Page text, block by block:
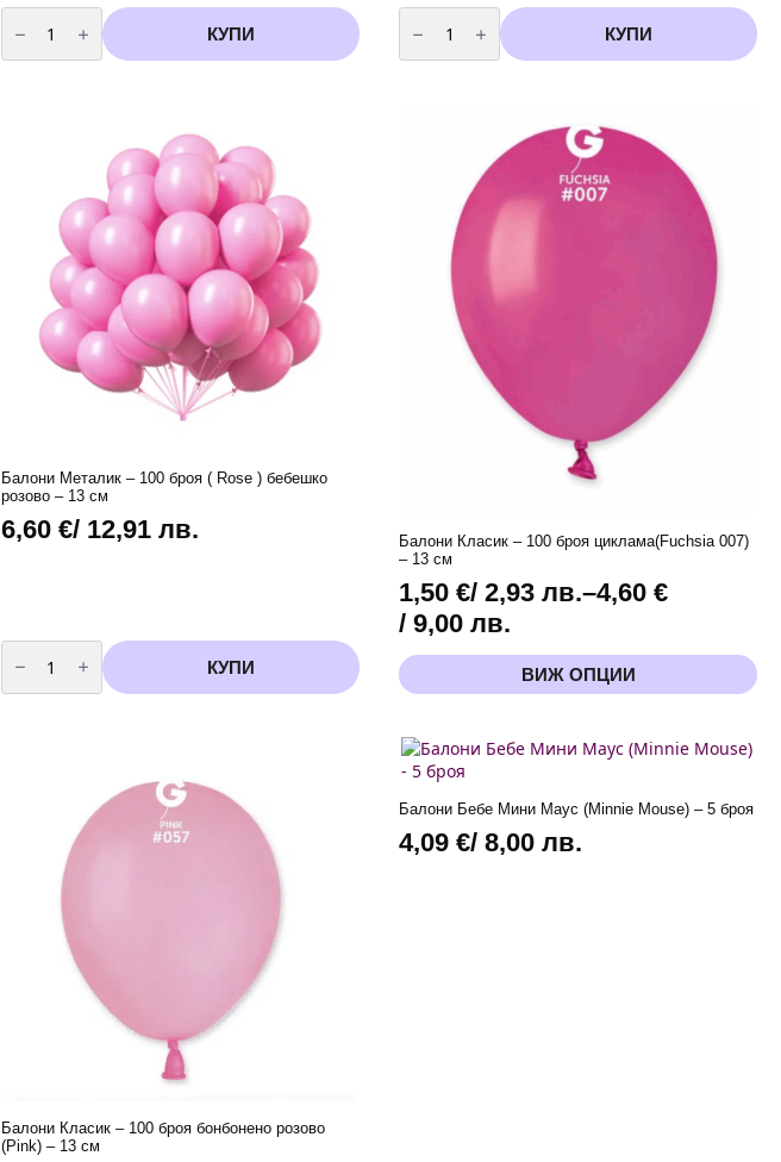
количество
за
Балони
Пастел
КУПИ
количество
за
Балони
Металик
КУПИ
Балони Металик – 100 броя ( Rose ) бeбешко
розово – 13 см
6,60 €/ 12,91 лв.
количество
за
Балони
Металик
КУПИ
Балони Класик – 100 броя циклама(Fuchsia 007)
– 13 см
1,50€/ 2,93 лв.–4,60€
/ 9,00 лв.
Price
range:
1,50 €
2,93 лв.
through
4,60 €
/
ВИЖ ОПЦИИ
This
product
multiple
variants.
The
options
be
Балони Класик – 100 броя бонбонено розово
(Pink) – 13 см
Балони Бебе Мини Маус (Minnie Mouse) – 5 броя
4,09€/ 8,00 лв.